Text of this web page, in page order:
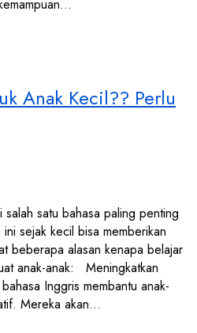
Anak Kecil?? Perlu
satu bahasa paling penting
sejak kecil bisa memberikan
beberapa alasan kenapa belajar
anak-anak: Meningkatkan
Inggris membantu anak-
Mereka akan…